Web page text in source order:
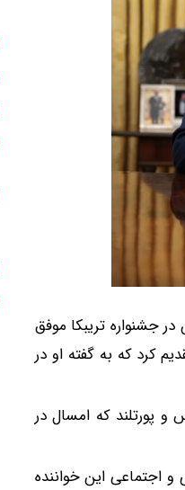
جشنواره تریبکا موفق
کرد که به گفته او در
پورتلند که امسال در
هنری و اجتماعی این خواننده
بیمه هم بهره‌مند شو!😍😍